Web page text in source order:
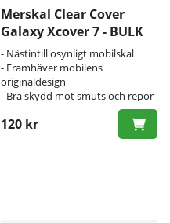
Merskal Clear Cover
Galaxy Xcover 7 - BULK
- Nästintill osynligt mobilskal
- Framhäver mobilens
originaldesign
- Bra skydd mot smuts och repor
120 kr